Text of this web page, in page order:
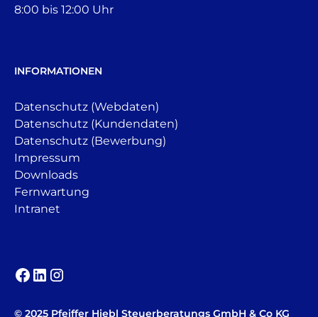
8:00 bis 12:00 Uhr
INFORMATIONEN
Datenschutz (Webdaten)
Datenschutz (Kundendaten)
Datenschutz (Bewerbung)
Impressum
Downloads
Fernwartung
Intranet
© 2025 Pfeiffer Hiebl Steuerberatungs GmbH & Co KG